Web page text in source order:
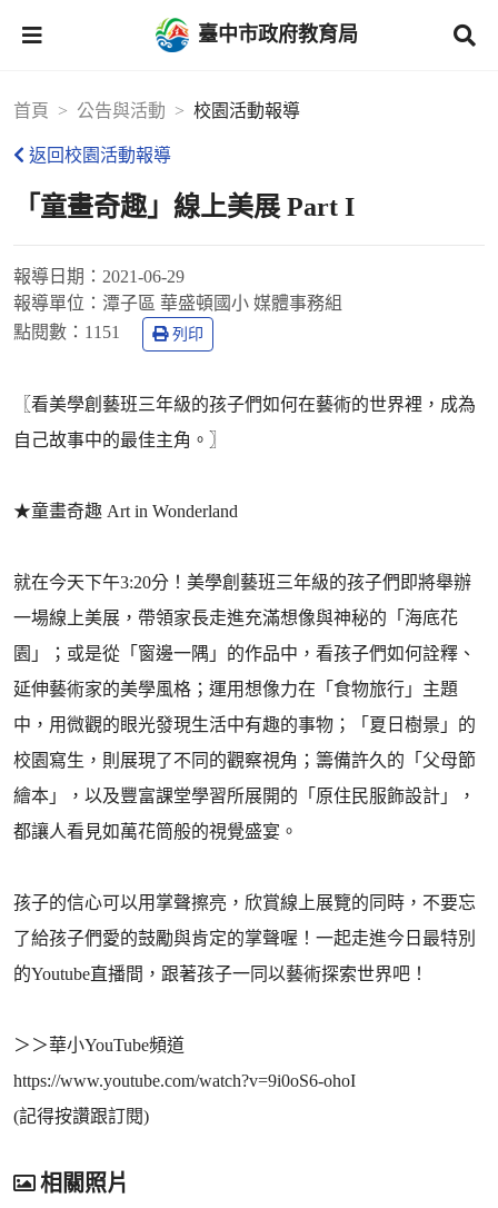
臺中市政府教育局
首頁 公告與活動 校園活動報導
返回校園活動報導
「童畫奇趣」線上美展 Part I
報導日期： 2021-06-29
報導單位： 潭子區 華盛頓國小 媒體事務組
點閱數： 1151 列印
〖看美學創藝班三年級的孩子們如何在藝術的世界裡，成為
自己故事中的最佳主角。〗
★童畫奇趣 Art in Wonderland
就在今天下午3:20分！美學創藝班三年級的孩子們即將舉辦
一場線上美展，帶領家長走進充滿想像與神秘的「海底花
園」；或是從「窗邊一隅」的作品中，看孩子們如何詮釋、
延伸藝術家的美學風格；運用想像力在「食物旅行」主題
中，用微觀的眼光發現生活中有趣的事物；「夏日樹景」的
校園寫生，則展現了不同的觀察視角；籌備許久的「父母節
繪本」，以及豐富課堂學習所展開的「原住民服飾設計」，
都讓人看見如萬花筒般的視覺盛宴。
孩子的信心可以用掌聲擦亮，欣賞線上展覽的同時，不要忘
了給孩子們愛的鼓勵與肯定的掌聲喔！一起走進今日最特別
的Youtube直播間，跟著孩子一同以藝術探索世界吧！
＞＞華小YouTube頻道
https://www.youtube.com/watch?v=9i0oS6-ohoI
(記得按讚跟訂閱)
相關照片